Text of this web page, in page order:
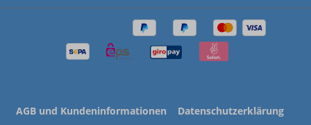
AGB und Kundeninformationen Datenschutzerklärung